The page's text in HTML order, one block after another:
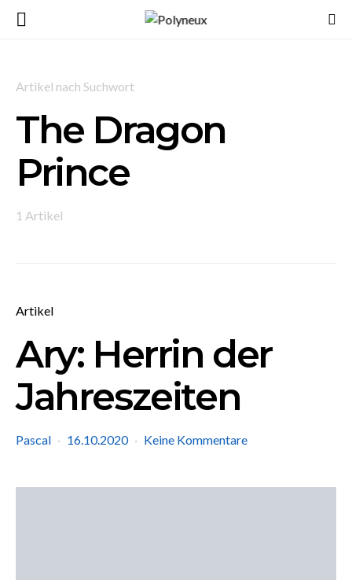
Artikel nach Suchwort
The Dragon
Prince
1 Artikel
Artikel
Ary: Herrin der
Jahreszeiten
Pascal 16.10.2020 Keine Kommentare